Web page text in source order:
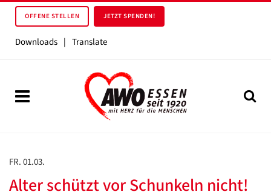
OFFENE STELLEN JETZT SPENDEN!
Downloads | Translate
FR. 01.03.
Alter schützt vor Schunkeln nicht!